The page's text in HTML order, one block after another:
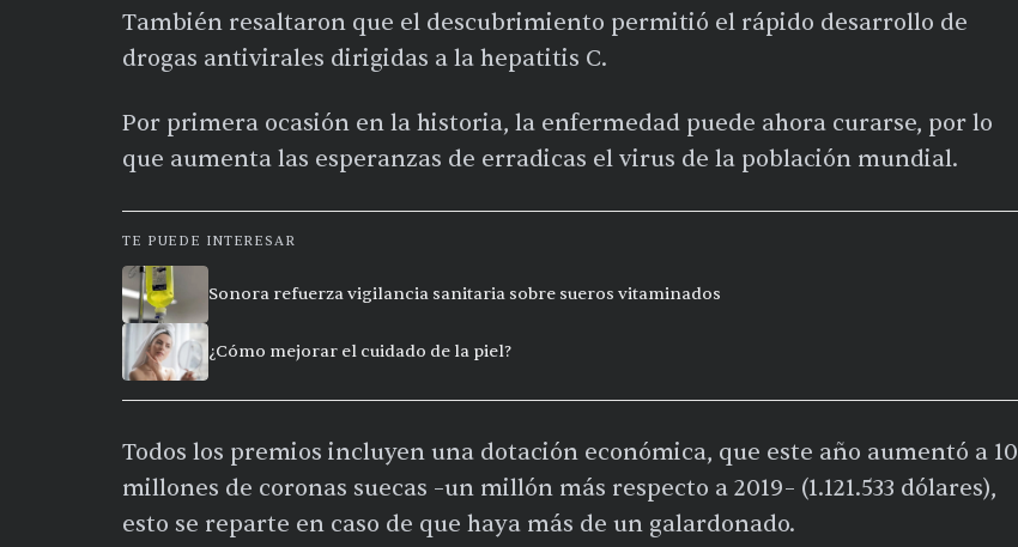
También resaltaron que el descubrimiento permitió el rápido desarrollo de
drogas antivirales dirigidas a la hepatitis C.
Por primera ocasión en la historia, la enfermedad puede ahora curarse, por lo
que aumenta las esperanzas de erradicas el virus de la población mundial.
TE PUEDE INTERESAR
Sonora refuerza vigilancia sanitaria sobre sueros vitaminados
¿Cómo mejorar el cuidado de la piel?
Todos los premios incluyen una dotación económica, que este año aumentó a 10
millones de coronas suecas –un millón más respecto a 2019– (1.121.533 dólares),
esto se reparte en caso de que haya más de un galardonado.